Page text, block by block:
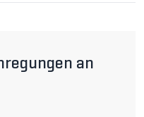
sorgt für beste
und weich und trägt
sehr angenehm; es
an